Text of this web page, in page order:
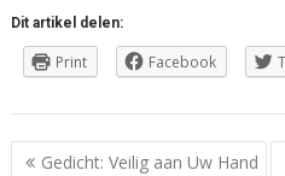
Dit artikel delen:
Print Facebook
Berichtnavigatie
Gedicht: Veilig aan Uw Hand